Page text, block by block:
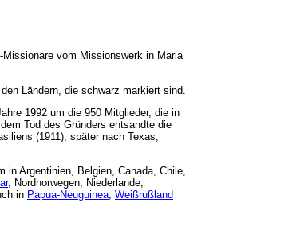
vom Missionswerk in Maria
Ländern, die schwarz markiert sind.
1992 um die 950 Mitglieder, die in
Tod des Gründers entsandte die
(1911), später nach Texas,
in Argentinien, Belgien, Canada, Chile,
, Nordnorwegen, Niederlande,
in Papua-Neuguinea, Weißrußland